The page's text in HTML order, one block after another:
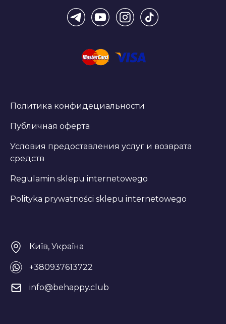
Политика конфидециальности
Публичная оферта
Условия предоставления услуг и возврата
средств
Regulamin sklepu internetowego
Polityka prywatności sklepu internetowego
Київ, Україна
+380937613722
info@behappy.club